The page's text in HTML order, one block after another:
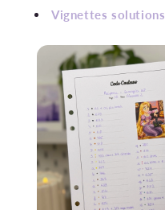
Vignettes solutions